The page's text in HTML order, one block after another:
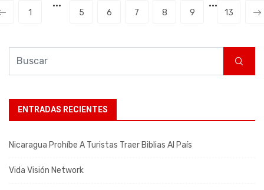
1
···
5 6 7 8 9
···
13
ENTRADAS RECIENTES
Nicaragua Prohíbe A Turistas Traer Biblias Al País
Vida Visión Network